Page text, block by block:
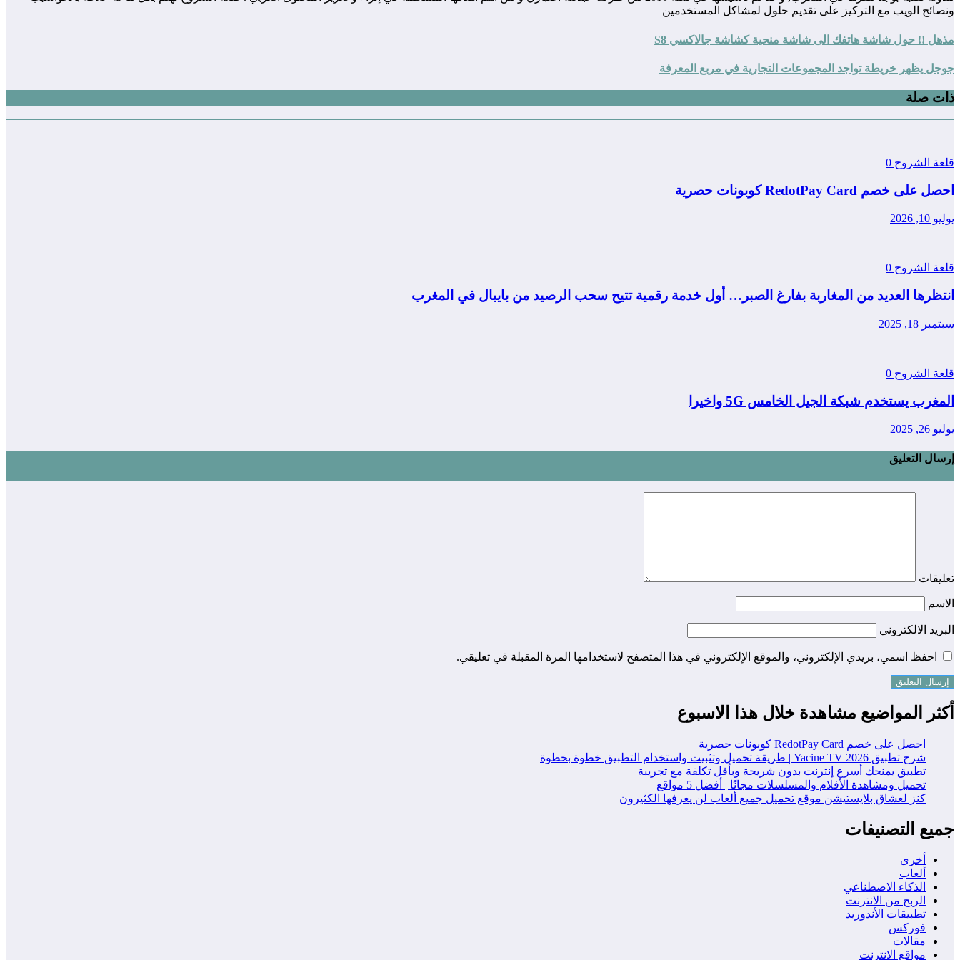
ونصائح الويب مع التركيز على تقديم حلول لمشاكل المستخدمين
مذهل !! حول شاشة هاتفك الى شاشة منحية كشاشة جالاكسي S8
جوجل يظهر خريطة تواجد المجموعات التجارية في مربع المعرفة
ذات صلة
قلعة الشروح 0
احصل على خصم RedotPay Card كوبونات حصرية
يوليو 10, 2026
قلعة الشروح 0
انتظرها العديد من المغاربة بفارغ الصبر… أول خدمة رقمية تتيح سحب الرصيد من بايبال في المغرب
سبتمبر 18, 2025
قلعة الشروح 0
المغرب يستخدم شبكة الجيل الخامس 5G واخيرا
يوليو 26, 2025
إرسال التعليق
تعليقات
الاسم
البريد الالكتروني
احفظ اسمي، بريدي الإلكتروني، والموقع الإلكتروني في هذا المتصفح لاستخدامها المرة المقبلة في تعليقي.
أكثر المواضيع مشاهدة خلال هذا الاسبوع
احصل على خصم RedotPay Card كوبونات حصرية
شرح تطبيق Yacine TV 2026 | طريقة تحميل وتثبيت واستخدام التطبيق خطوة بخطوة
تطبيق يمنحك أسرع إنترنت بدون شريحة وبأقل تكلفة مع تجريبة
تحميل ومشاهدة الأفلام والمسلسلات مجانًا | أفضل 5 مواقع
كنز لعشاق بلايستيشن موقع تحميل جميع ألعاب لن يعرفها الكثيرون
جميع التصنيفات
أخرى
ألعاب
الذكاء الاصطناعي
الربح من الانترنت
تطبيقات الأندوريد
فوركس
مقالات
مواقع الانترنت